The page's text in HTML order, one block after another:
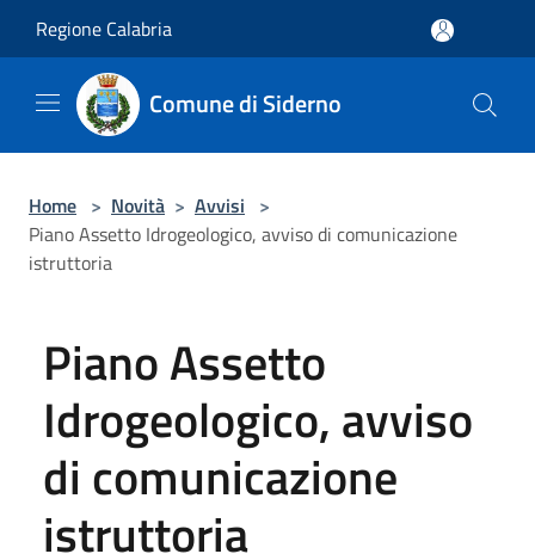
Regione Calabria
Comune di Siderno
Home > Novità > Avvisi >
Piano Assetto Idrogeologico, avviso di comunicazione
istruttoria
Piano Assetto
Idrogeologico, avviso
di comunicazione
istruttoria